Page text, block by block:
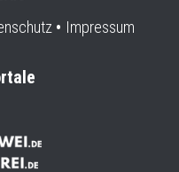
Impressum